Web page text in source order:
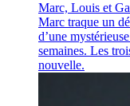
Marc, Louis et
Marc traque un
d’une
semaines. Les
nouvelle.